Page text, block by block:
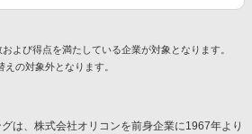
よび得点を満たしている企業が対象となります。
の対象外となります。
は、株式会社オリコンを前身企業に1967年より